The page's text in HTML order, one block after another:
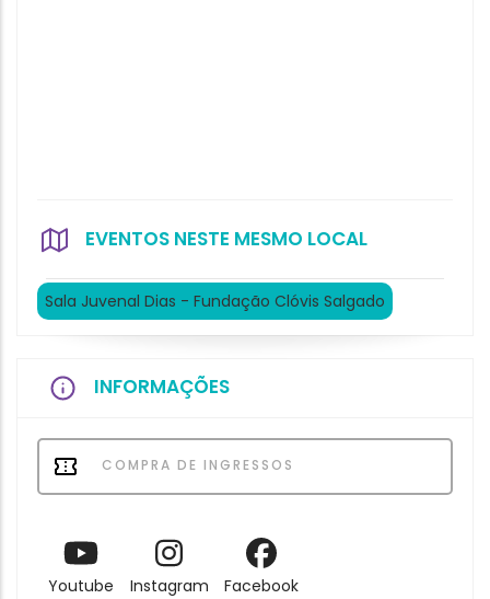
EVENTOS NESTE MESMO LOCAL
Sala Juvenal Dias - Fundação Clóvis Salgado
INFORMAÇÕES
COMPRA DE INGRESSOS
Youtube Instagram Facebook